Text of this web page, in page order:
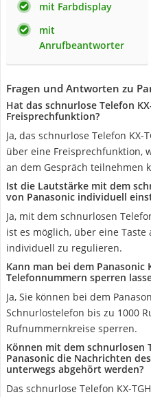
mit Farbdisplay
mit
Anrufbeantworter
Fragen und Antworten zu
Hat das schnurlose Telefon
Freisprechfunktion?
Ja, das schnurlose Telefon KX-
über eine Freisprechfunktion,
an dem Gespräch teilnehmen
Ist die Lautstärke mit dem
von Panasonic individuell
Ja, mit dem schnurlosen
ist es möglich, über eine
individuell zu regulieren.
Kann man bei dem Panasonic
Telefonnummern sperren
Ja, Sie können bei dem
Schnurlostelefon bis zu 1000
Rufnummernkreise sperren.
Können mit dem schnurlosen
Panasonic die Nachrichten
unterwegs abgehört werden?
Das schnurlose Telefon KX-